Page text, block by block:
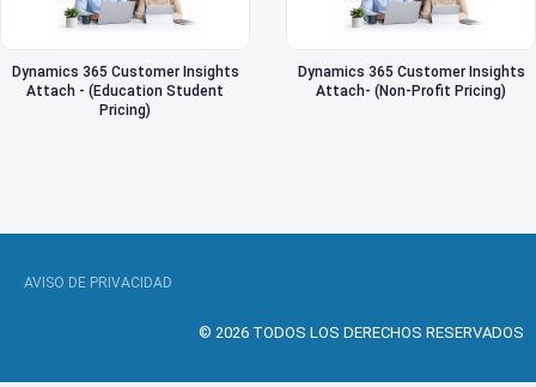
Dynamics 365 Customer Insights
Attach - (Education Student
Pricing)
Dynamics 365 Customer Insights
Attach- (Non-Profit Pricing)
AVISO DE PRIVACIDAD
© 2026 TODOS LOS DERECHOS RESERVADOS